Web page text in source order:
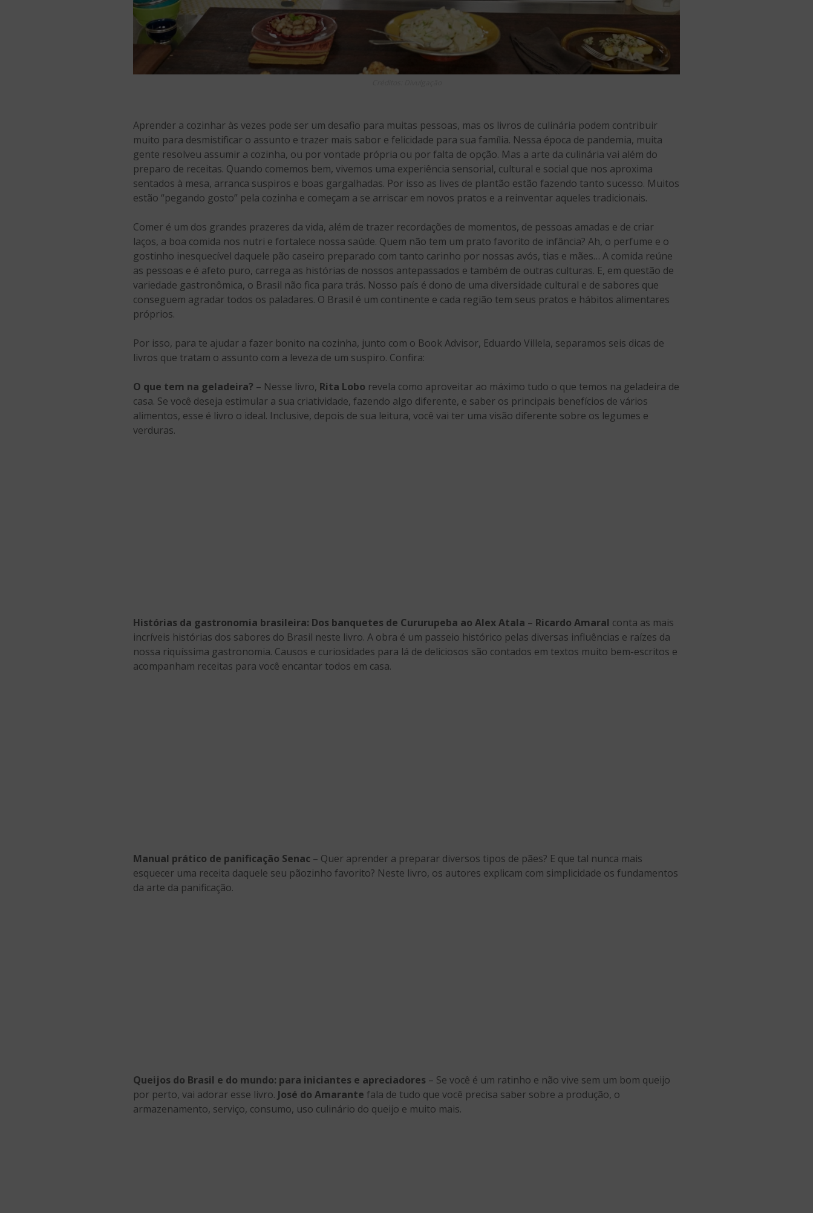
Aprender a cozinhar às vezes pode ser um desafio para muitas pessoas, mas os livros de culinária podem contribuir
muito para desmistificar o assunto e trazer mais sabor e felicidade para sua família. Nessa época de pandemia, muita
gente resolveu assumir a cozinha, ou por vontade própria ou por falta de opção. Mas a arte da culinária vai além do
preparo de receitas. Quando comemos bem, vivemos uma experiência sensorial, cultural e social que nos aproxima
sentados à mesa, arranca suspiros e boas gargalhadas. Por isso as lives de plantão estão fazendo tanto sucesso. Muitos
estão “pegando gosto” pela cozinha e começam a se arriscar em novos pratos e a reinventar aqueles tradicionais.
Comer é um dos grandes prazeres da vida, além de trazer recordações de momentos, de pessoas amadas e de criar
laços, a boa comida nos nutri e fortalece nossa saúde. Quem não tem um prato favorito de infância? Ah, o perfume e o
gostinho inesquecível daquele pão caseiro preparado com tanto carinho por nossas avós, tias e mães… A comida reúne
as pessoas e é afeto puro, carrega as histórias de nossos antepassados e também de outras culturas. E, em questão de
variedade gastronômica, o Brasil não fica para trás. Nosso país é dono de uma diversidade cultural e de sabores que
conseguem agradar todos os paladares. O Brasil é um continente e cada região tem seus pratos e hábitos alimentares
próprios.
Por isso, para te ajudar a fazer bonito na cozinha, junto com o Book Advisor, Eduardo Villela, separamos seis dicas de
livros que tratam o assunto com a leveza de um suspiro. Confira:
O que tem na geladeira? – Nesse livro, Rita Lobo revela como aproveitar ao máximo tudo o que temos na geladeira de
casa. Se você deseja estimular a sua criatividade, fazendo algo diferente, e saber os principais benefícios de vários
alimentos, esse é livro o ideal. Inclusive, depois de sua leitura, você vai ter uma visão diferente sobre os legumes e
verduras.
Histórias da gastronomia brasileira: Dos banquetes de Cururupeba ao Alex Atala – Ricardo Amaral conta as mais
incríveis histórias dos sabores do Brasil neste livro. A obra é um passeio histórico pelas diversas influências e raízes da
nossa riquíssima gastronomia. Causos e curiosidades para lá de deliciosos são contados em textos muito bem-escritos e
acompanham receitas para você encantar todos em casa.
Manual prático de panificação Senac – Quer aprender a preparar diversos tipos de pães? E que tal nunca mais
esquecer uma receita daquele seu pãozinho favorito? Neste livro, os autores explicam com simplicidade os fundamentos
da arte da panificação.
Queijos do Brasil e do mundo: para iniciantes e apreciadores – Se você é um ratinho e não vive sem um bom queijo
por perto, vai adorar esse livro. José do Amarante fala de tudo que você precisa saber sobre a produção, o
armazenamento, serviço, consumo, uso culinário do queijo e muito mais.